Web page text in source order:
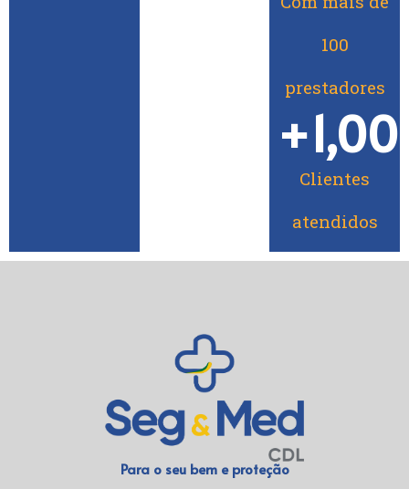
100
prestadores
+
Clientes
atendidos
Para o seu bem e proteção